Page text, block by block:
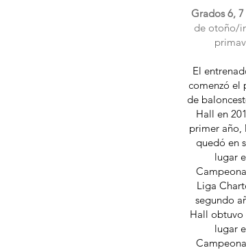
Grados 6, 7
de otoño/
El
comenzó el
de
Hall en
primer año,
quedó en
lugar
Liga
segundo
Hall
lugar